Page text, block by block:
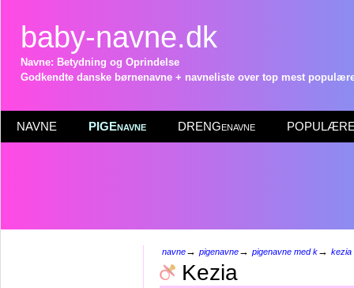
baby-navne.dk
Navne: Betydning og Oprindelse
Godkendte danske børnenavne + navneliste over top mest
NAVNE PIGEnavne DRENGenavne POPULÆRE
navne→ pigenavne→ pigenavne med k→ kezia
Kezia